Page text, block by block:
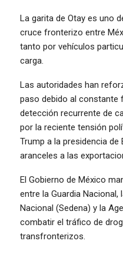
La garita de Otay es uno
cruce fronterizo entre
tanto por vehículos
carga.
Las autoridades han
paso debido al constante
detección recurrente de
por la reciente tensión
Trump a la presidencia de
aranceles a las
El Gobierno de México
entre la Guardia Nacional,
Nacional (Sedena) y la
combatir el tráfico de
transfronterizos.